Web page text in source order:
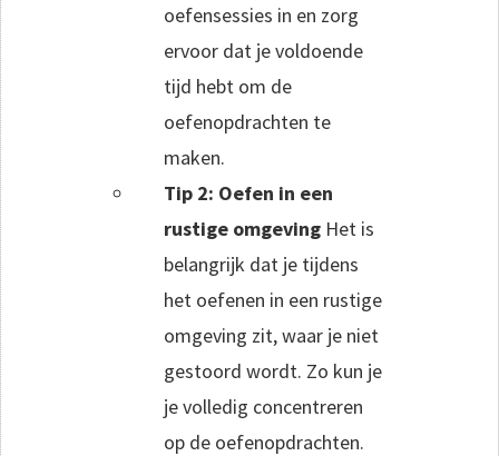
oefensessies in en zorg
ervoor dat je voldoende
tijd hebt om de
oefenopdrachten te
maken.
Tip 2: Oefen in een
rustige omgeving Het is
belangrijk dat je tijdens
het oefenen in een rustige
omgeving zit, waar je niet
gestoord wordt. Zo kun je
je volledig concentreren
op de oefenopdrachten.